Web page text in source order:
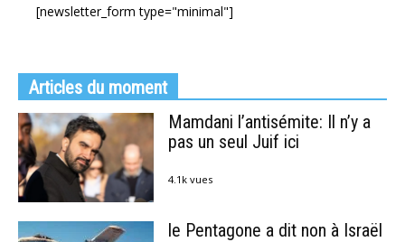
[newsletter_form type="minimal"]
Articles du moment
Mamdani l’antisémite: Il n’y a
pas un seul Juif ici
4.1k vues
le Pentagone a dit non à Israël